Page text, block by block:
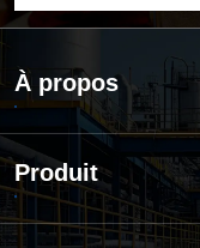
À propos
Produit